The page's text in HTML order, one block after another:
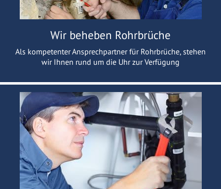
Wir beheben Rohrbrüche
Als kompetenter Ansprechpartner für Rohrbrüche, stehen
wir Ihnen rund um die Uhr zur Verfügung